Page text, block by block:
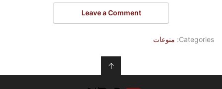
Leave a Comment
Categories: منوعات
↑